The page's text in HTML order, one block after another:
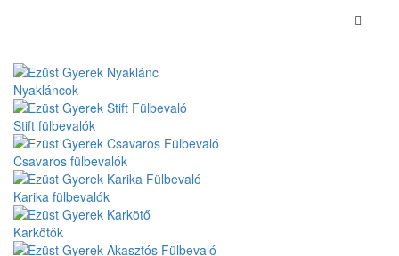
Nyakláncok
Stift fülbevalók
Csavaros fülbevalók
Karika fülbevalók
Karkötők